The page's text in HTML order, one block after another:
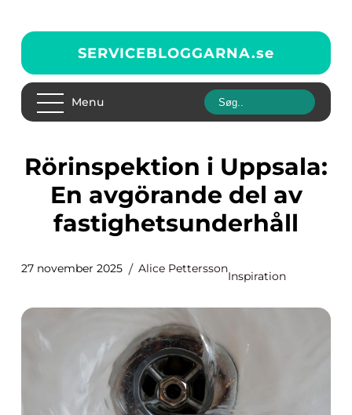
SERVICEBLOGGARNA.se
Menu
Rörinspektion i Uppsala:
En avgörande del av
fastighetsunderhåll
27 november 2025 Alice Pettersson
Inspiration